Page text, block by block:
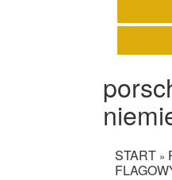
START »